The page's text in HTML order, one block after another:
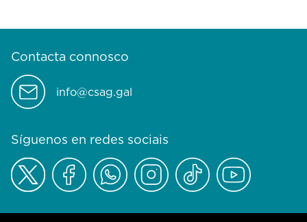
Contacta connosco
info@csag.gal
Síguenos en redes sociais